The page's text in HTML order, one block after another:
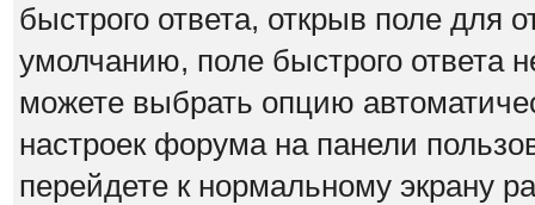
быстрого ответа, открыв поле для
умолчанию, поле быстрого ответа
можете выбрать опцию
настроек форума на панели
перейдете к нормальному экрану